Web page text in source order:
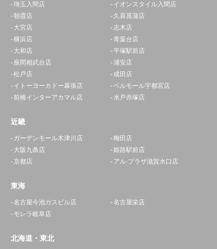
大和店
10:00～19:00
定休日：
0120-540-549
0120-268-195
11:30～20:00
046-207-5099
埼玉入間店
イオンスタイル入間店
朝霞店
久喜菖蒲店
大宮店
志木店
横浜店
青葉台店
大和店
平塚駅前店
座間相武台店
浦安店
松戸店
成田店
イトーヨーカドー幕張店
ベルモール宇都宮店
前橋インターアカマル店
水戸赤塚店
近畿
ガーデンモール木津川店
梅田店
大阪九条店
姫路駅前店
京都店
アル·プラザ滋賀水口店
東海
名古屋今池ガスビル店
名古屋栄店
モレラ岐阜店
北海道・東北